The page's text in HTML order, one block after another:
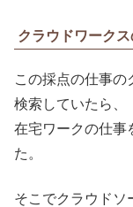
クラウドワーク
この採点の仕事の
検索していたら、
在宅ワークの仕事
た。
そこでクラウドソ